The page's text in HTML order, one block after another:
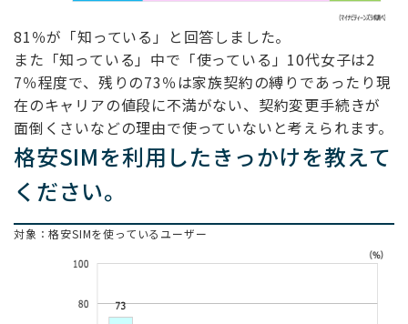
81％が「知っている」と回答しました。
また「知っている」中で「使っている」10代女子は2
7％程度で、残りの73％は家族契約の縛りであったり現
在のキャリアの値段に不満がない、契約変更手続きが
面倒くさいなどの理由で使っていないと考えられます。
格安SIMを利用したきっかけを教えて
ください。
対象：格安SIMを使っているユーザー